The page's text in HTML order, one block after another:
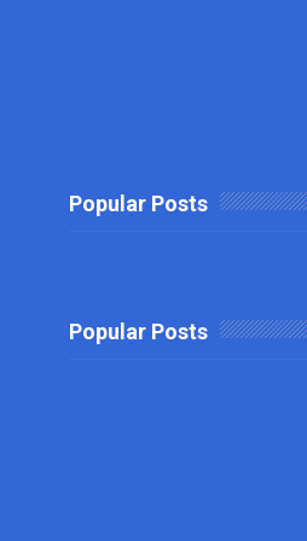
Popular Posts
Popular Posts